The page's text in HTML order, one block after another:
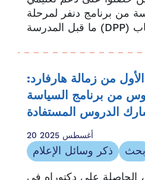
من برنامج دنفر لمرحلة
ما قبل المدرسة (DPP) أقل عرضة للغياب
من زمالة هارفارد:
من برنامج السياسة
الدروس المستفادة
20 أغسطس 2025
ذكر وسائل الإعلام
بحث
على دكتوراه في